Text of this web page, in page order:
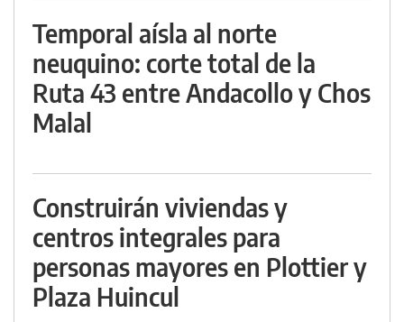
Temporal aísla al norte
neuquino: corte total de la
Ruta 43 entre Andacollo y Chos
Malal
Construirán viviendas y
centros integrales para
personas mayores en Plottier y
Plaza Huincul